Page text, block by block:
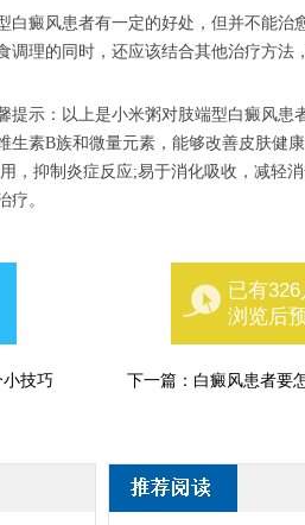
癜风患者有一定的好处，但并不能治
理的同时，还应该结合其他治疗方法
提示：以上是小米粥对肢端型白癜风患
素B族和微量元素，能够改善皮肤健
，抑制炎症反应;易于消化吸收，减轻
疗。
已有326
浏览后
技巧 下一篇： 白癜风患者要